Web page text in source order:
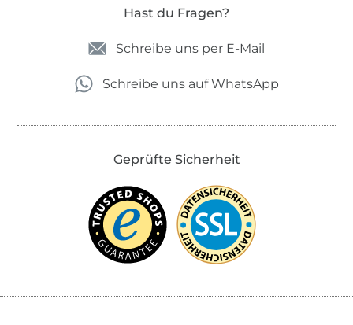
Hast du Fragen?
Schreibe uns per E-Mail
Schreibe uns auf WhatsApp
Geprüfte Sicherheit